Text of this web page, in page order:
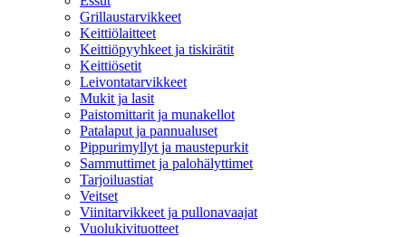
Grillaustarvikkeet
Keittiölaitteet
Keittiöpyyhkeet ja tiskirätit
Keittiösetit
Leivontatarvikkeet
Mukit ja lasit
Paistomittarit ja munakellot
Patalaput ja pannualuset
Pippurimyllyt ja maustepurkit
Sammuttimet ja palohälyttimet
Tarjoiluastiat
Veitset
Viinitarvikkeet ja pullonavaajat
Vuolukivituotteet